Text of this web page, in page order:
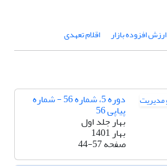
ارزش افزوده بازار اقلام تعهدی
دوره 5، شماره 56 - شماره
پیاپی 56
بهار جلد اول
بهار 1401
صفحه44-57